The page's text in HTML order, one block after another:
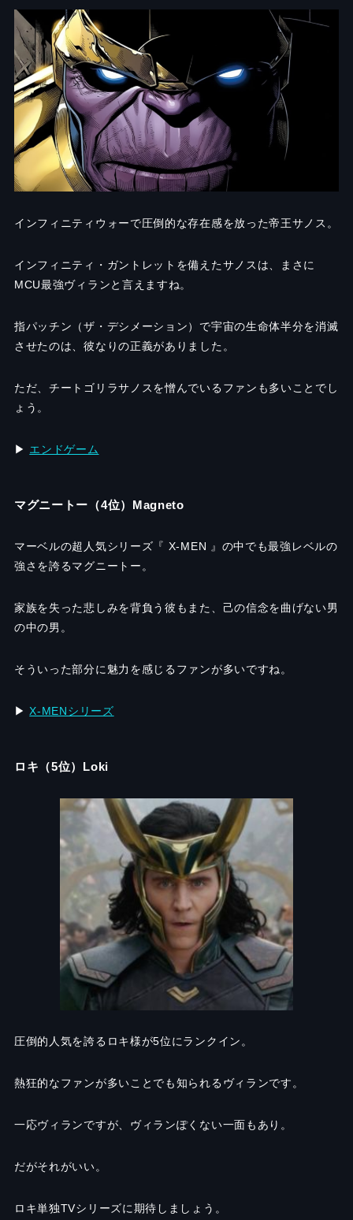
インフィニティウォーで圧倒的な存在感を放った帝王サノス。
インフィニティ・ガントレットを備えたサノスは、まさに
MCU最強ヴィランと言えますね。
指パッチン（ザ・デシメーション）で宇宙の生命体半分を消滅
させたのは、彼なりの正義がありました。
ただ、チートゴリラサノスを憎んでいるファンも多いことでし
ょう。
▶︎ エンドゲーム
マグニートー（4位）Magneto
マーベルの超人気シリーズ『 X-MEN 』の中でも最強レベルの
強さを誇るマグニートー。
家族を失った悲しみを背負う彼もまた、己の信念を曲げない男
の中の男。
そういった部分に魅力を感じるファンが多いですね。
▶︎X-MENシリーズ
ロキ（5位）Loki
圧倒的人気を誇るロキ様が5位にランクイン。
熱狂的なファンが多いことでも知られるヴィランです。
一応ヴィランですが、ヴィランぽくない一面もあり。
だがそれがいい。
ロキ単独TVシリーズに期待しましょう。